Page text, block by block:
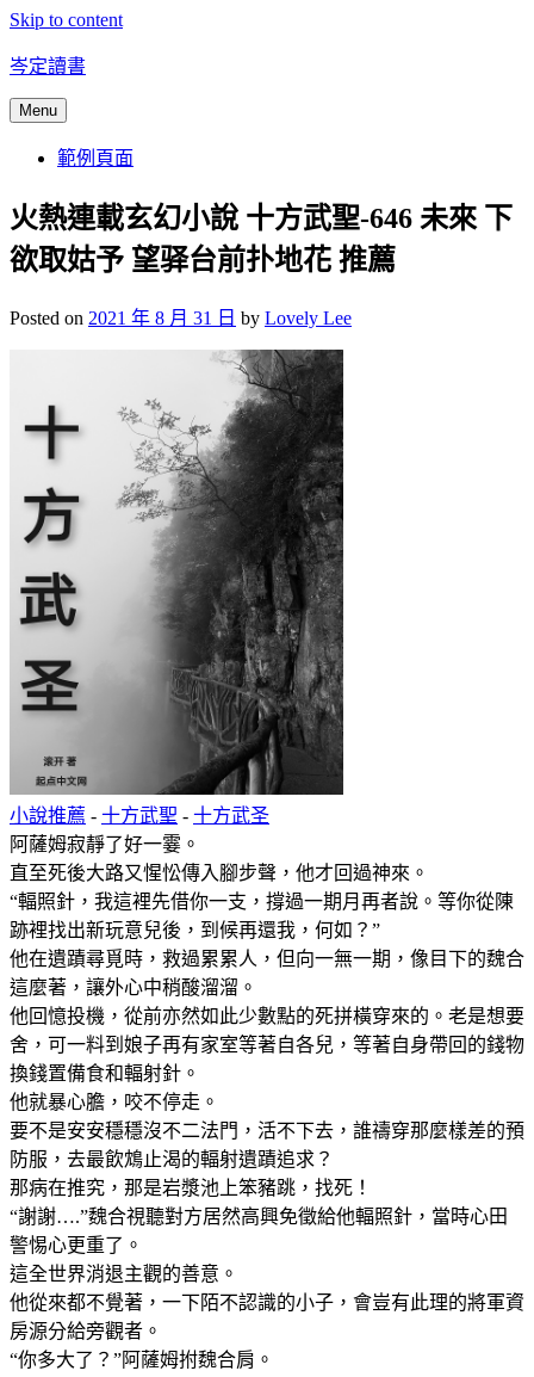
Skip to content
岑定讀書
Menu
範例頁面
火熱連載玄幻小說 十方武聖-646 未來 下
欲取姑予 望驿台前扑地花 推薦
Posted on 2021 年 8 月 31 日 by Lovely Lee
小說推薦 - 十方武聖 - 十方武圣
阿薩姆寂靜了好一霎。
直至死後大路又惺忪傳入腳步聲，他才回過神來。
“輻照針，我這裡先借你一支，撐過一期月再者說。等你從陳
跡裡找出新玩意兒後，到候再還我，何如？”
他在遺蹟尋覓時，救過累累人，但向一無一期，像目下的魏合
這麼著，讓外心中稍酸溜溜。
他回憶投機，從前亦然如此少數點的死拼橫穿來的。老是想要
舍，可一料到娘子再有家室等著自各兒，等著自身帶回的錢物
換錢置備食和輻射針。
他就暴心膽，咬不停走。
要不是安安穩穩沒不二法門，活不下去，誰禱穿那麼樣差的預
防服，去最飲鴆止渴的輻射遺蹟追求？
那病在推究，那是岩漿池上笨豬跳，找死！
“謝謝….”魏合視聽對方居然高興免徵給他輻照針，當時心田
警惕心更重了。
這全世界消退主觀的善意。
他從來都不覺著，一下陌不認識的小子，會豈有此理的將軍資
房源分給旁觀者。
“你多大了？”阿薩姆拊魏合肩。